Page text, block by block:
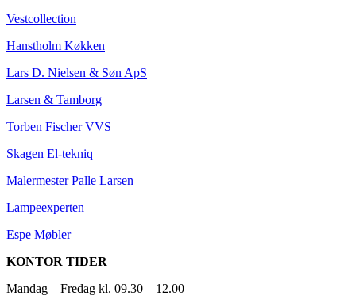
Vestcollection
Hanstholm Køkken
Lars D. Nielsen & Søn ApS
Larsen & Tamborg
Torben Fischer VVS
Skagen El-tekniq
Malermester Palle Larsen
Lampeexperten
Espe Møbler
KONTOR TIDER
Mandag – Fredag kl. 09.30 – 12.00